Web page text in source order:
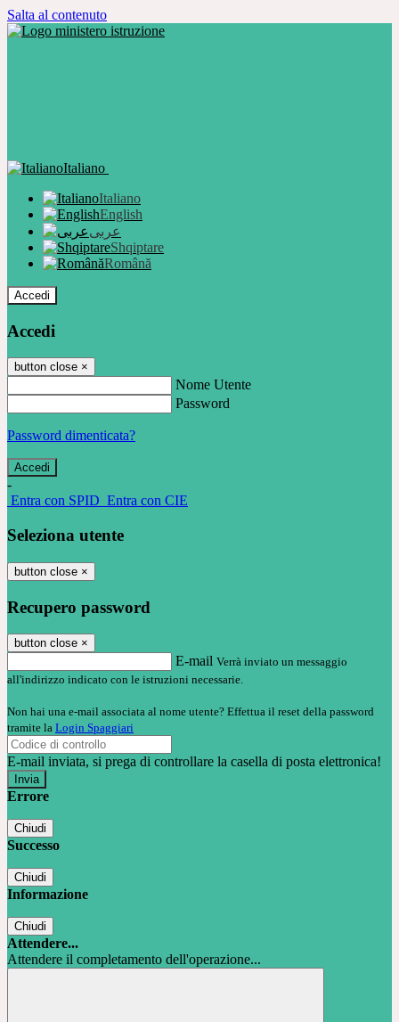
Salta al contenuto
Italiano
Italiano
English
عربى
Shqiptare
Română
Accedi
Accedi
button close ×
Nome Utente
Password
Password dimenticata?
-
Entra con SPID Entra con CIE
Seleziona utente
button close ×
Recupero password
button close ×
E-mail Verrà inviato un messaggio
all'indirizzo indicato con le istruzioni necessarie.
Non hai una e-mail associata al nome utente? Effettua il reset della password
tramite la Login Spaggiari
E-mail inviata, si prega di controllare la casella di posta elettronica!
Errore
Chiudi
Successo
Chiudi
Informazione
Chiudi
Attendere...
Attendere il completamento dell'operazione...